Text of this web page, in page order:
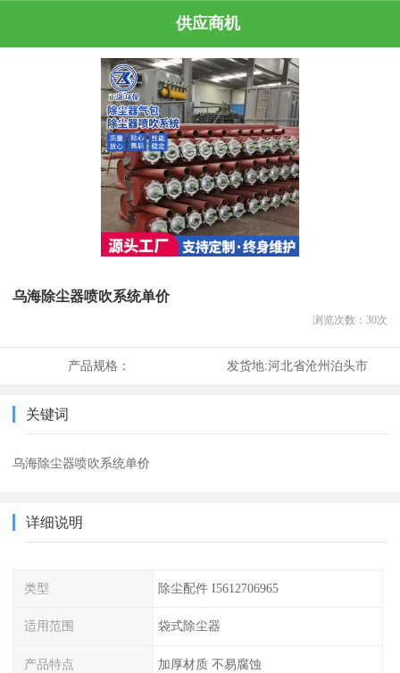
供应商机
乌海除尘器喷吹系统单价
浏览次数： 30次
产品规格： 发货地:河北省沧州泊头市
关键词
乌海除尘器喷吹系统单价
详细说明
类型 除尘配件 I5612706965
适用范围 袋式除尘器
产品特点 加厚材质 不易腐蚀